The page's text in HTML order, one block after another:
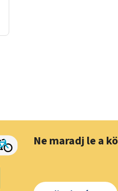
Ne maradj le a